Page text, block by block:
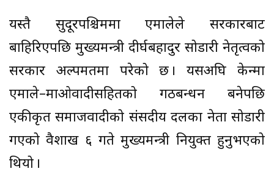
यस्तै सुदूरपश्चिममा एमालेले सरकारबाट
बाहिरिएपछि मुख्यमन्त्री दीर्घबहादुर सोडारी नेतृत्वको
सरकार अल्पमतमा परेको छ । यसअघि केन्द्रमा
एमाले–माओवादीसहितको गठबन्धन बनेपछि
एकीकृत समाजवादीको संसदीय दलका नेता सोडारी
गएको वैशाख ६ गते मुख्यमन्त्री नियुक्त हुनुभएको
थियो ।